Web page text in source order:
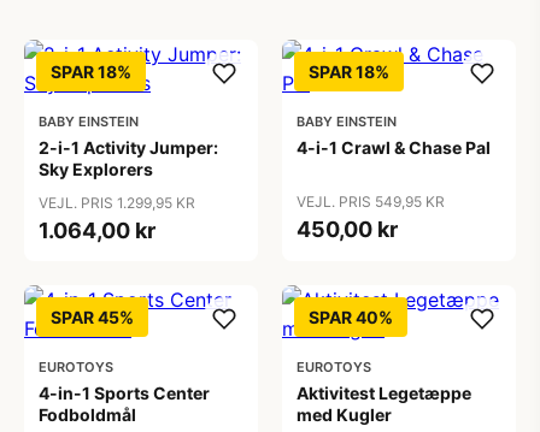
SPAR 18%
BABY EINSTEIN
2-i-1 Activity Jumper:
Sky Explorers
VEJL. PRIS 1.299,95 KR
1.064,00 kr
SPAR 18%
BABY EINSTEIN
4-i-1 Crawl & Chase Pal
VEJL. PRIS 549,95 KR
450,00 kr
SPAR 45%
EUROTOYS
4-in-1 Sports Center
Fodboldmål
SPAR 40%
EUROTOYS
Aktivitest Legetæppe
med Kugler